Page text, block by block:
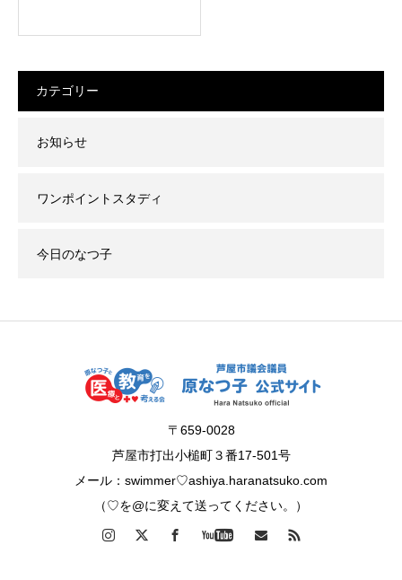
カテゴリー
お知らせ
ワンポイントスタディ
今日のなつ子
〒659-0028
芦屋市打出小槌町３番17-501号
メール：swimmer♡ashiya.haranatsuko.com
（♡を@に変えて送ってください。）